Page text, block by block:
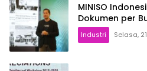
MINISO
Dokumen per
Industri Selasa,